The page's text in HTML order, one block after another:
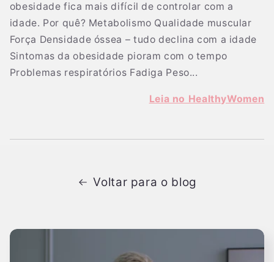
obesidade fica mais difícil de controlar com a
idade. Por quê? Metabolismo Qualidade muscular
Força Densidade óssea – tudo declina com a idade
Sintomas da obesidade pioram com o tempo
Problemas respiratórios Fadiga Peso...
Leia no HealthyWomen
Voltar para o blog